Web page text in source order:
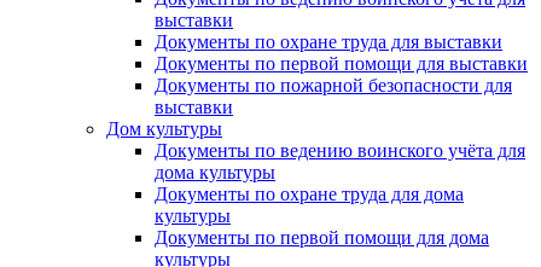
выставки
Документы по охране труда для выставки
Документы по первой помощи для выставки
Документы по пожарной безопасности для
выставки
Дом культуры
Документы по ведению воинского учёта для
дома культуры
Документы по охране труда для дома
культуры
Документы по первой помощи для дома
культуры